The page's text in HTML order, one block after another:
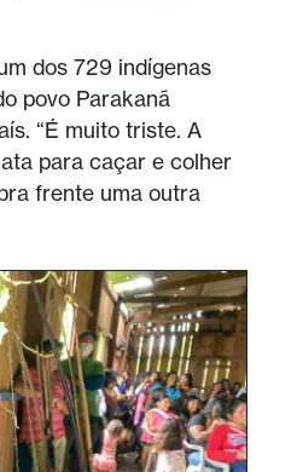
dos 729 indígenas
povo Parakanã
“É muito triste. A
para caçar e colher
frente uma outra